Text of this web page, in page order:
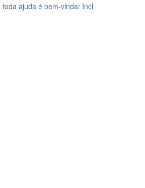
ajuda é bem-vinda! Incl